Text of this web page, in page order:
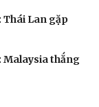
Thái Lan gặp
Malaysia thắng